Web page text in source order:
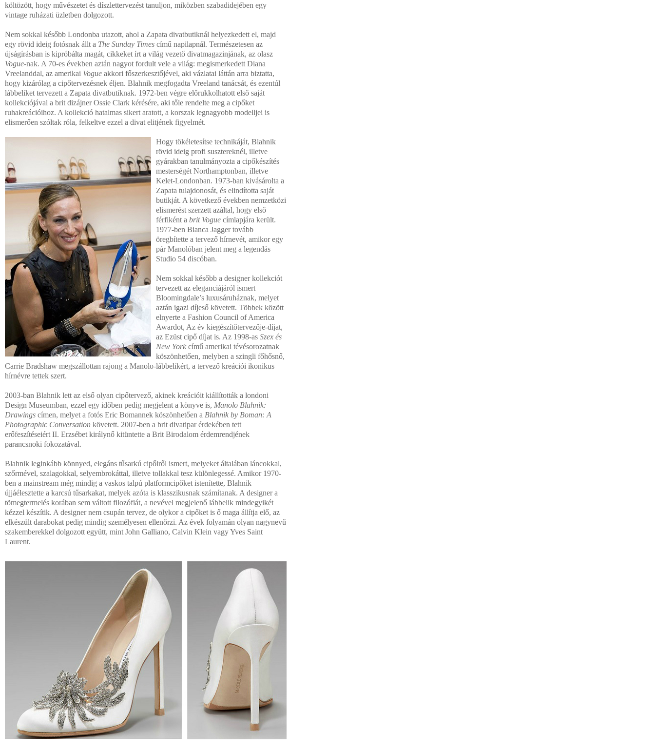
költözött, hogy művészetet és díszlettervezést tanuljon, miközben szabadidejében egy
vintage ruházati üzletben dolgozott.
Nem sokkal később Londonba utazott, ahol a Zapata divatbutiknál helyezkedett el, majd
egy rövid ideig fotósnak állt a The Sunday Times című napilapnál. Természetesen az
újságírásban is kipróbálta magát, cikkeket írt a világ vezető divatmagazinjának, az olasz
Vogue-nak. A 70-es években aztán nagyot fordult vele a világ: megismerkedett Diana
Vreelanddal, az amerikai Vogue akkori főszerkesztőjével, aki vázlatai láttán arra biztatta,
hogy kizárólag a cipőtervezésnek éljen. Blahnik megfogadta Vreeland tanácsát, és ezentúl
lábbeliket tervezett a Zapata divatbutiknak. 1972-ben végre előrukkolhatott első saját
kollekciójával a brit dizájner Ossie Clark kérésére, aki tőle rendelte meg a cipőket
ruhakreációihoz. A kollekció hatalmas sikert aratott, a korszak legnagyobb modelljei is
elismerően szóltak róla, felkeltve ezzel a divat elitjének figyelmét.
Hogy tökéletesítse technikáját, Blahnik
rövid ideig profi susztereknél, illetve
gyárakban tanulmányozta a cipőkészítés
mesterségét Northamptonban, illetve
Kelet-Londonban. 1973-ban kivásárolta a
Zapata tulajdonosát, és elindította saját
butikját. A következő években nemzetközi
elismerést szerzett azáltal, hogy első
férfiként a brit Vogue címlapjára került.
1977-ben Bianca Jagger tovább
öregbítette a tervező hírnevét, amikor egy
pár Manolóban jelent meg a legendás
Studio 54 discóban.
Nem sokkal később a designer kollekciót
tervezett az eleganciájáról ismert
Bloomingdale’s luxusáruháznak, melyet
aztán igazi díjeső követett. Többek között
elnyerte a Fashion Council of America
Awardot, Az év kiegészítőtervezője-díjat,
az Ezüst cipő díjat is. Az 1998-as Szex és
New York című amerikai tévésorozatnak
köszönhetően, melyben a szingli főhősnő,
Carrie Bradshaw megszállottan rajong a Manolo-lábbelikért, a tervező kreációi ikonikus
hírnévre tettek szert.
2003-ban Blahnik lett az első olyan cipőtervező, akinek kreációit kiállították a londoni
Design Museumban, ezzel egy időben pedig megjelent a könyve is, Manolo Blahnik:
Drawings címen, melyet a fotós Eric Bomannek köszönhetően a Blahnik by Boman: A
Photographic Conversation követett. 2007-ben a brit divatipar érdekében tett
erőfeszítéseiért II. Erzsébet királynő kitüntette a Brit Birodalom érdemrendjének
parancsnoki fokozatával.
Blahnik leginkább könnyed, elegáns tűsarkú cipőiről ismert, melyeket általában láncokkal,
szőrmével, szalagokkal, selyembrokáttal, illetve tollakkal tesz különlegessé. Amikor 1970-
ben a mainstream még mindig a vaskos talpú platformcipőket istenítette, Blahnik
újjáélesztette a karcsú tűsarkakat, melyek azóta is klasszikusnak számítanak. A designer a
tömegtermelés korában sem váltott filozófiát, a nevével megjelenő lábbelik mindegyikét
kézzel készítik. A designer nem csupán tervez, de olykor a cipőket is ő maga állítja elő, az
elkészült darabokat pedig mindig személyesen ellenőrzi. Az évek folyamán olyan nagynevű
szakemberekkel dolgozott együtt, mint John Galliano, Calvin Klein vagy Yves Saint
Laurent.